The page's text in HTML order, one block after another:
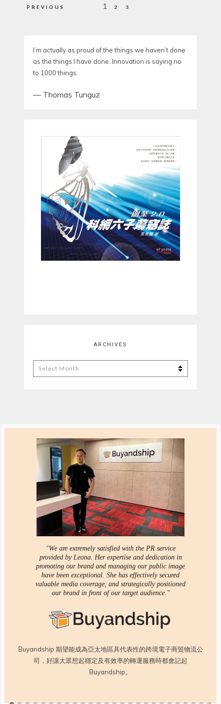
PREVIOUS
Posts1 2 3
I’m actually as proud of the things we haven’t done
as the things I have done. Innovation is saying no
to 1000 things.
— Thomas Tunguz
ARCHIVES
Archives
"We are extremely satisfied with the PR service
provided by Leona. Her expertise and dedication in
promoting our brand and managing our public image
have been exceptional. She has effectively secured
valuable media coverage, and strategically positioned
our brand in front of our target audience."
Buyandship 期望能成為亞太地區具代表性的跨境電子商貿物流公
司，好讓大眾想起穩定及有效率的轉運服務時都會記起
Buyandship。